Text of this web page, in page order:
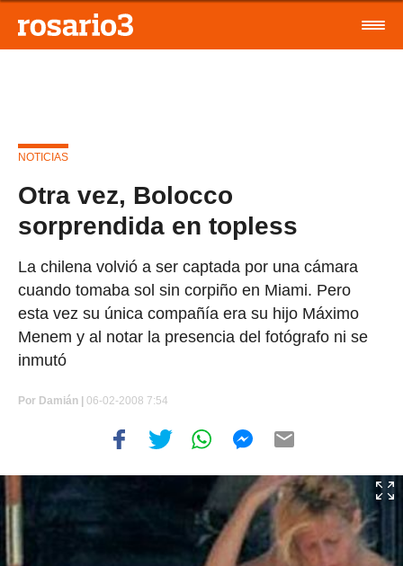
NOTICIAS
Otra vez, Bolocco
sorprendida en topless
La chilena volvió a ser captada por una cámara
cuando tomaba sol sin corpiño en Miami. Pero
esta vez su única compañía era su hijo Máximo
Menem y al notar la presencia del fotógrafo ni se
inmutó
Por Damián | 06-02-2008 7:54